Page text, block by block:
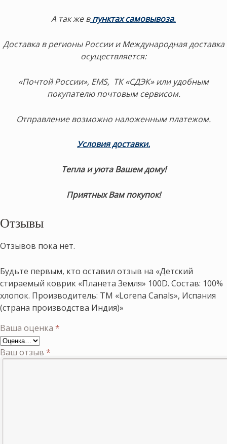
А так же в пунктах самовывоза.
Доставка в регионы России и Международная доставка
осуществляется:
«Почтой России», EMS, ТК «СДЭК» или удобным
покупателю почтовым сервисом.
Отправление возможно наложенным платежом.
Условия доставки.
Тепла и уюта Вашем дому!
Приятных Вам покупок!
Отзывы
Отзывов пока нет.
Будьте первым, кто оставил отзыв на «Детский
стираемый коврик «Планета Земля» 100D. Состав: 100%
хлопок. Производитель: ТМ «Lorena Canals», Испания
(страна производства Индия)»
Ваша оценка *
Ваш отзыв *